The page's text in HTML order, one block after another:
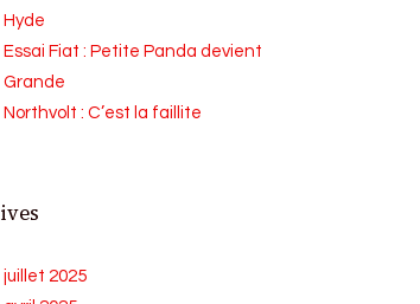
Hyde
Essai Fiat : Petite Panda devient
Grande
Northvolt : C’est la faillite
juillet 2025